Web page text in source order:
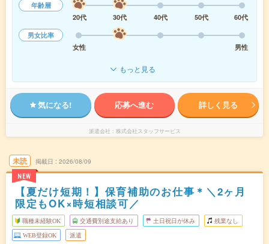
年齢層
20代
30代 40代 50代
60代
男女比率
女性
男性
もっと見る
気になる! 応募へ進む 詳しく見る
派遣会社 株式会社スタッフサービス
未読
NEW
掲載日 2026/08/09
【夏だけ短期！】保育補助のお仕事＊＼2ヶ月
限定もOK×時短相談可／
職種未経験OK 交通費別途支給あり 土日祝日が休み 残業なし
WEB登録OK 派遣